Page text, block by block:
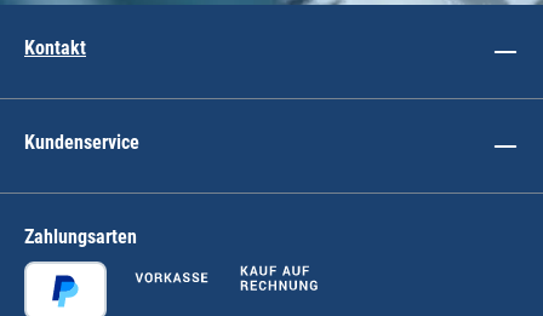
Kontakt
Kundenservice
Zahlungsarten